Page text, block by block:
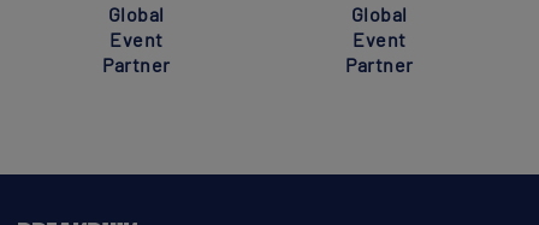
Global
Event
Partner
Global
Event
Partner